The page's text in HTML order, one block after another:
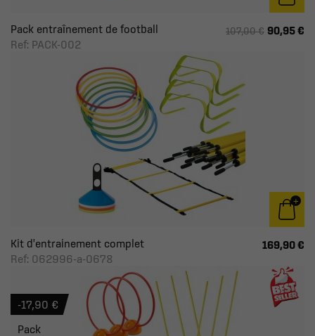
Pack entraînement de football
Ref: PACK-002
107,00 € 90,95 €
Kit d'entrainement complet
Ref: 062996-a-0678
169,90 €
-17,90 €
Pack